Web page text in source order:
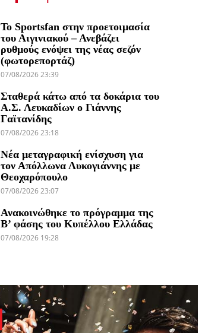
Το Sportsfan στην προετοιμασία
του Αιγινιακού – Ανεβάζει
ρυθμούς ενόψει της νέας σεζόν
(φωτορεπορτάζ)
07/08/2026 23:39
Σταθερά κάτω από τα δοκάρια του
Α.Σ. Λευκαδίων ο Γιάννης
Γαϊτανίδης
07/08/2026 23:18
Νέα μεταγραφική ενίσχυση για
τον Απόλλωνα Λυκογιάννης με
Θεοχαρόπουλο
07/08/2026 23:07
Ανακοινώθηκε το πρόγραμμα της
Β’ φάσης του Κυπέλλου Ελλάδας
07/08/2026 19:28